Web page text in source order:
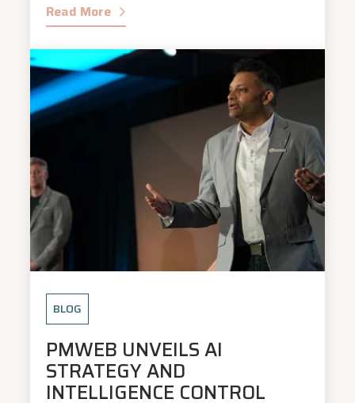
Read More
BLOG
PMWEB UNVEILS AI
STRATEGY AND
INTELLIGENCE CONTROL